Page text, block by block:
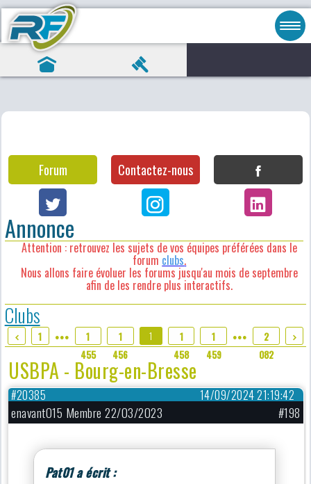
Forum Contactez-nous
Annonce
Attention : retrouvez les sujets de vos équipes préférées dans le
forum clubs.
Nous allons faire évoluer les forums jusqu'au mois de septembre
afin de les rendre plus interactifs.
Clubs
1 ●●●
1
455
1
456
1
1
458
1
459
●●●
2
082
USBPA - Bourg-en-Bresse
14/09/2024 21:19:42
#20385
enavant015 Membre 22/03/2023 #198
Pat01 a écrit :